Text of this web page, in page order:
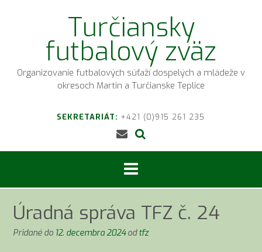
Turčiansky
futbalový zväz
Organizovanie futbalových súťaží dospelých a mládeže v
okresoch Martin a Turčianske Teplice
SEKRETARIÁT: +421 (0)915 261 235
Úradná správa TFZ č. 24
Pridané do 12. decembra 2024odtfz